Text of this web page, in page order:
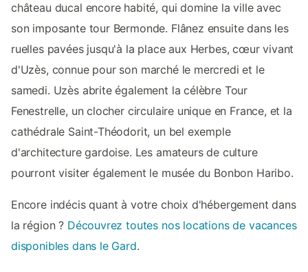
château ducal encore habité, qui domine la ville avec
son imposante tour Bermonde. Flânez ensuite dans les
ruelles pavées jusqu'à la place aux Herbes, cœur vivant
d'Uzès, connue pour son marché le mercredi et le
samedi. Uzès abrite également la célèbre Tour
Fenestrelle, un clocher circulaire unique en France, et la
cathédrale Saint-Théodorit, un bel exemple
d'architecture gardoise. Les amateurs de culture
pourront visiter également le musée du Bonbon Haribo.
Encore indécis quant à votre choix d'hébergement dans
la région ? Découvrez toutes nos locations de vacances
disponibles dans le Gard.